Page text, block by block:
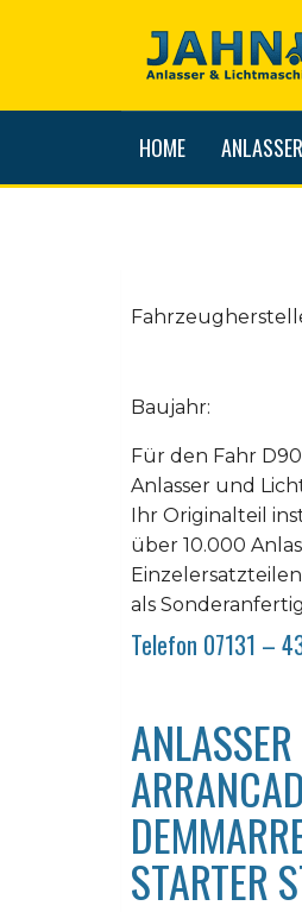
HOME
Baujahr:
Für den Fahr
Anlasser und
Ihr Originalteil
über 10.000
als
Telefon 07131 –
STARTER